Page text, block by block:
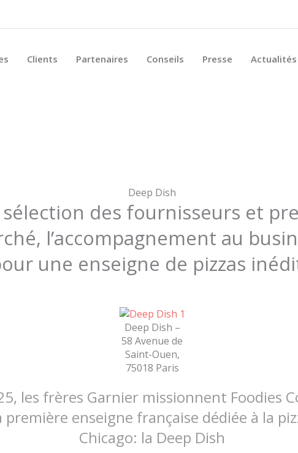
Clients Partenaires Conseils Presse Actualités
Deep Dish
des fournisseurs et
l’accompagnement au
une enseigne de pizzas
Deep Dish –
58 Avenue de
Saint-Ouen,
75018 Paris
les frères Garnier missionnent Foodies
première enseigne française dédiée à la
Chicago: la Deep Dish